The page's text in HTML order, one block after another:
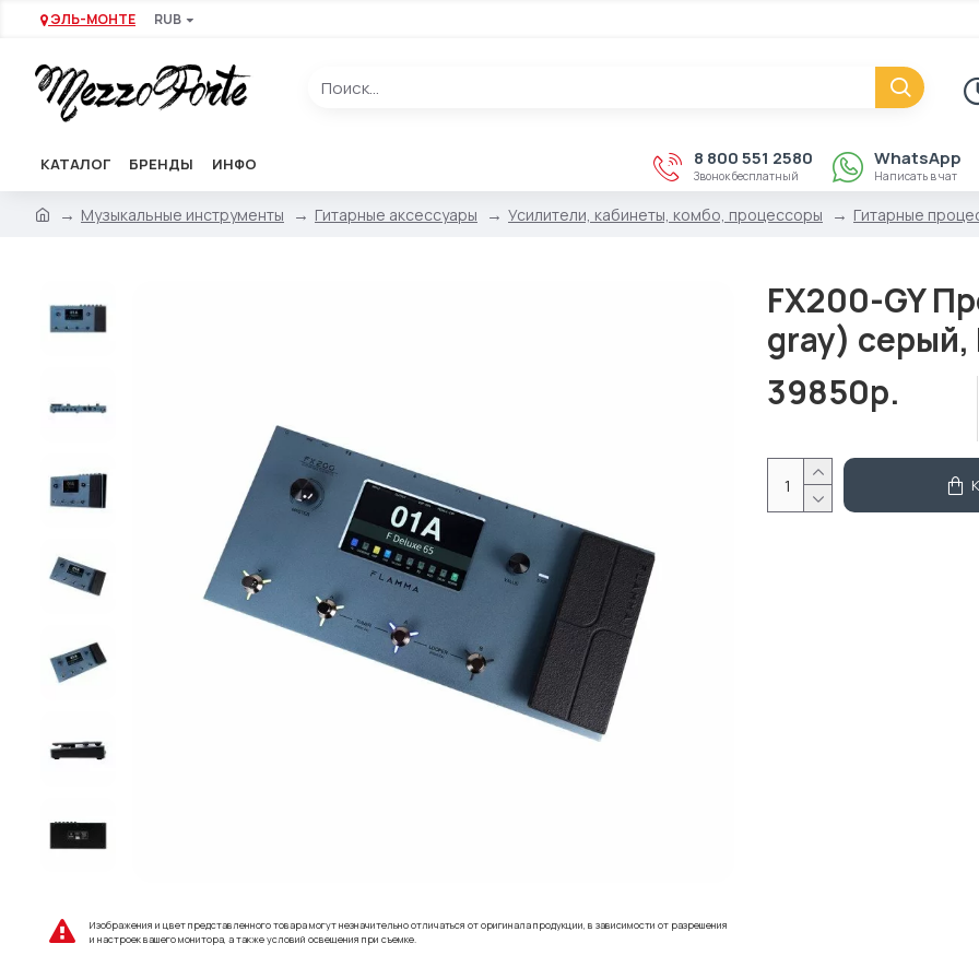
ЭЛЬ-МОНТЕ RUB
КАТАЛОГ БРЕНДЫ ИНФО 8 800 551 2580
Звонок бесплатный
WhatsApp
Написать в чат
Музыкальные инструменты Гитарные аксессуары Усилители, кабинеты, комбо, процессоры Гитарные
Изображения и цвет представленного товара могут незначительно отличаться от оригинала продукции, в зависимости от разрешения
и настроек вашего монитора, а также условий освещения при съемке.
FX200-GY
gray) серый,
39850р.